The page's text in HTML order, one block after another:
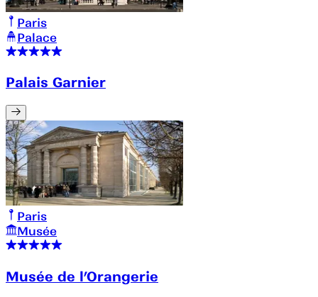
Paris
Palace
Palais Garnier
Paris
Musée
Musée de l’Orangerie